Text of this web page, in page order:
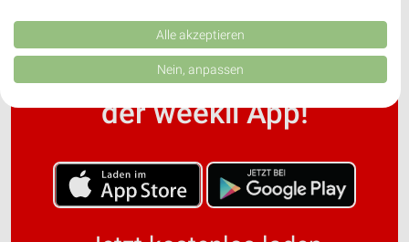
Noch mehr Angebote in
der weekli App!
Kombinationen von Daten aus verschiedenen Quellen. Entwicklung und
Verbesserung der Angebote. Verwendung reduzierter Daten zur Auswahl
von Inhalten.
Daten können außerhalb der Europäischen Union weitergegeben und in die
USA gesendet werden.
Website/App.
Wir nutzen Ihre Daten für folgende Zwecke:
IAB-Verarbeitungszwecke:
Speichern von oder Zugriff auf Informationen
Alle akzeptieren
Nein, anpassen